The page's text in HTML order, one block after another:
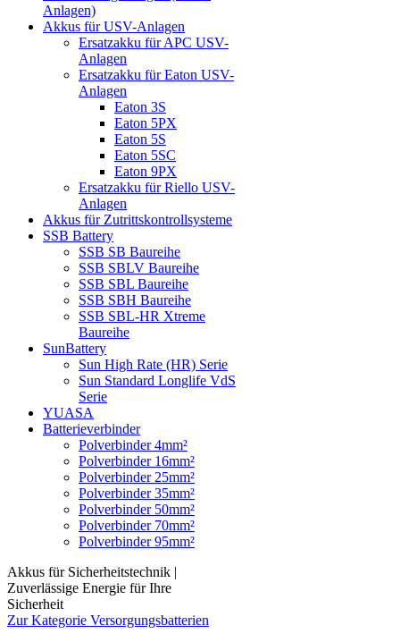
Anlagen)
Akkus für USV-Anlagen
Ersatzakku für APC USV-
Anlagen
Ersatzakku für Eaton USV-
Anlagen
Eaton 3S
Eaton 5PX
Eaton 5S
Eaton 5SC
Eaton 9PX
Ersatzakku für Riello USV-
Anlagen
Akkus für Zutrittskontrollsysteme
SSB Battery
SSB SB Baureihe
SSB SBLV Baureihe
SSB SBL Baureihe
SSB SBH Baureihe
SSB SBL-HR Xtreme
Baureihe
SunBattery
Sun High Rate (HR) Serie
Sun Standard Longlife VdS
Serie
YUASA
Batterieverbinder
Polverbinder 4mm²
Polverbinder 16mm²
Polverbinder 25mm²
Polverbinder 35mm²
Polverbinder 50mm²
Polverbinder 70mm²
Polverbinder 95mm²
Akkus für Sicherheitstechnik |
Zuverlässige Energie für Ihre
Sicherheit
Zur Kategorie Versorgungsbatterien